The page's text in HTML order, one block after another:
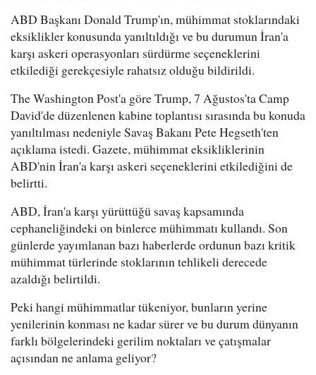
ABD Başkanı Donald Trump'ın, mühimmat stoklarındaki
eksiklikler konusunda yanıltıldığı ve bu durumun İran'a
karşı askeri operasyonları sürdürme seçeneklerini
etkilediği gerekçesiyle rahatsız olduğu bildirildi.
The Washington Post'a göre Trump, 7 Ağustos'ta Camp
David'de düzenlenen kabine toplantısı sırasında bu konuda
yanıltılması nedeniyle Savaş Bakanı Pete Hegseth'ten
açıklama istedi. Gazete, mühimmat eksikliklerinin
ABD'nin İran'a karşı askeri seçeneklerini etkilediğini de
belirtti.
ABD, İran'a karşı yürüttüğü savaş kapsamında
cephaneliğindeki on binlerce mühimmatı kullandı. Son
günlerde yayımlanan bazı haberlerde ordunun bazı kritik
mühimmat türlerinde stoklarının tehlikeli derecede
azaldığı belirtildi.
Peki hangi mühimmatlar tükeniyor, bunların yerine
yenilerinin konması ne kadar sürer ve bu durum dünyanın
farklı bölgelerindeki gerilim noktaları ve çatışmalar
açısından ne anlama geliyor?